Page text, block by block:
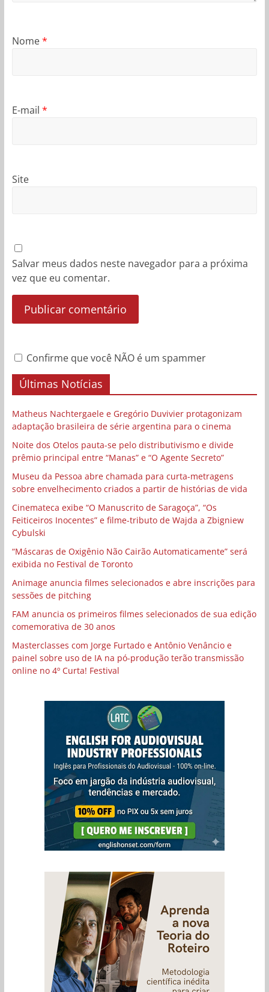
Nome*
E-mail *
Site
Salvar meus dados neste navegador para a próxima
vez que eu comentar.
Confirme que você NÃO é um spammer
Últimas Notícias
Matheus Nachtergaele e Gregório Duvivier protagonizam
adaptação brasileira de série argentina para o cinema
Noite dos Otelos pauta-se pelo distributivismo e divide
prêmio principal entre “Manas” e “O Agente Secreto”
Museu da Pessoa abre chamada para curta-metragens
sobre envelhecimento criados a partir de histórias de vida
Cinemateca exibe “O Manuscrito de Saragoça”, “Os
Feiticeiros Inocentes” e filme-tributo de Wajda a Zbigniew
Cybulski
“Máscaras de Oxigênio Não Cairão Automaticamente” será
exibida no Festival de Toronto
Animage anuncia filmes selecionados e abre inscrições para
sessões de pitching
FAM anuncia os primeiros filmes selecionados de sua edição
comemorativa de 30 anos
Masterclasses com Jorge Furtado e Antônio Venâncio e
painel sobre uso de IA na pó-produção terão transmissão
online no 4º Curta! Festival